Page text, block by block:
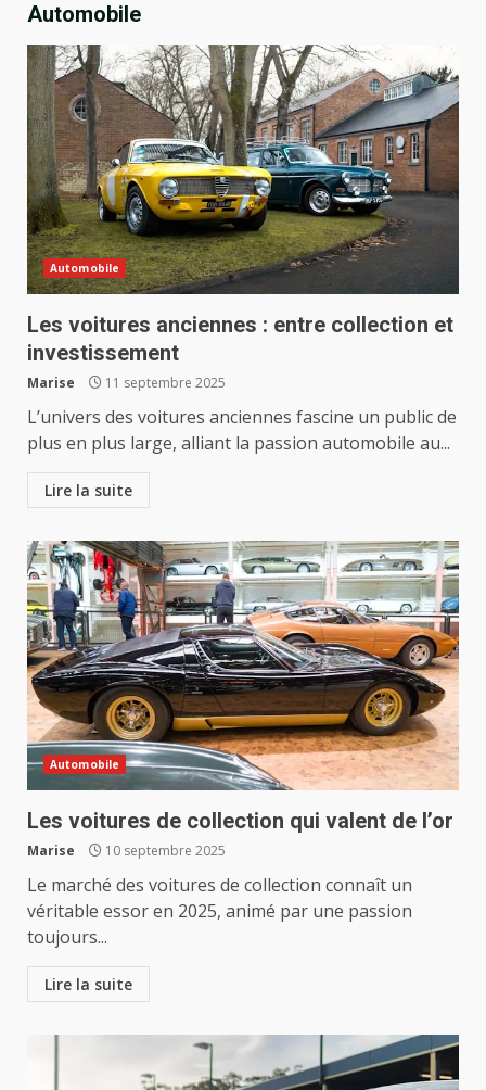
Automobile
Automobile
Les voitures anciennes : entre collection et
investissement
Marise 11 septembre 2025
L’univers des voitures anciennes fascine un public de
plus en plus large, alliant la passion automobile au...
Lire la suite
Automobile
Les voitures de collection qui valent de l’or
Marise 10 septembre 2025
Le marché des voitures de collection connaît un
véritable essor en 2025, animé par une passion
toujours...
Lire la suite